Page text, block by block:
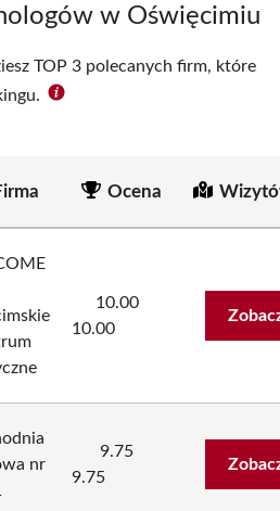
w Oświęcimiu
TOP 3 polecanych firm, które
Ocena
10.00
10.00
nr
9.75
9.75